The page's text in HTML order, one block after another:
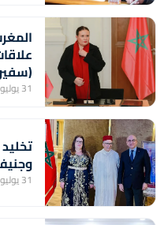
31 يوليوز 2026 - 17:10
31 يوليوز 2026 - 14:24